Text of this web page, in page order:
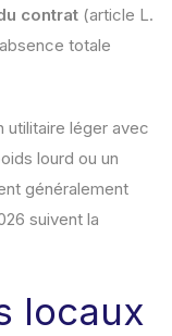
contrat (article L.
totale
utilitaire léger avec
lourd ou un
généralement
suivent la
locaux